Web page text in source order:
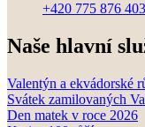
+420 775 876 403
Naše hlavní
Valentýn a ekvádorské
Svátek zamilovaných
Den matek v roce 2026